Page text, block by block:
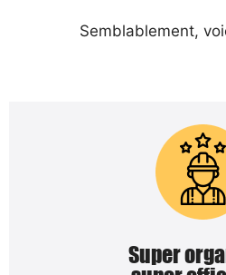
Semblablement,
Super